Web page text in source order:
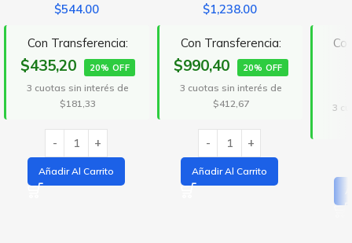
$544.00
Con Transferencia:
$435,20 20% OFF
3 cuotas sin interés de
$181,33
Añadir Al Carrito
$1,238.00
Con Transferencia:
$990,40 20% OFF
3 cuotas sin interés de
$412,67
Añadir Al Carrito
3